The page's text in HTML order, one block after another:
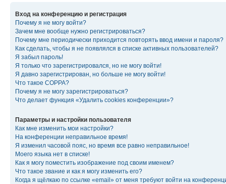
Вход на конференцию и регистрация
Почему я не могу войти?
Зачем мне вообще нужно регистрироваться?
Почему мне периодически приходится повторять ввод имени и пароля?
Как сделать, чтобы я не появлялся в списке активных пользователей?
Я забыл пароль!
Я только что зарегистрировался, но не могу войти!
Я давно зарегистрирован, но больше не могу войти!
Что такое COPPA?
Почему я не могу зарегистрироваться?
Что делает функция «Удалить cookies конференции»?
Параметры и настройки пользователя
Как мне изменить мои настройки?
На конференции неправильное время!
Я изменил часовой пояс, но время все равно неправильное!
Моего языка нет в списке!
Как я могу поместить изображение под своим именем?
Что такое звание и как я могу изменить его?
Когда я щёлкаю по ссылке «email» от меня требуют войти на